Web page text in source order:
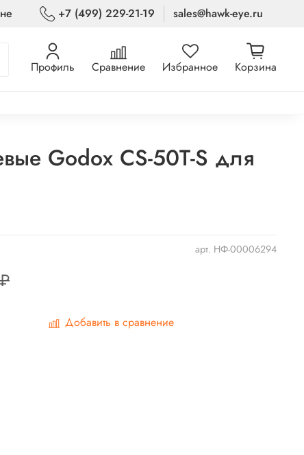
+7 (499) 229-21-19 sales@hawk-eye.ru
Профиль Сравнение Избранное Корзина
арт. НФ-00006294
Godox CS-50T-S для
Добавить в сравнение